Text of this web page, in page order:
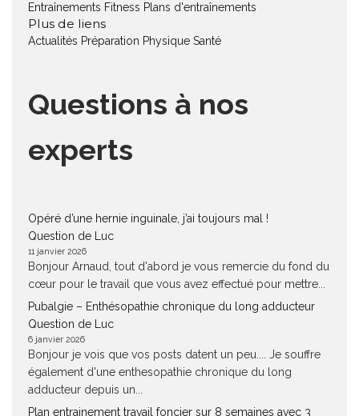
Entraînements Fitness Plans d'entraînements
Plus de liens
Actualités Préparation Physique Santé
Questions à nos
experts
Opéré d’une hernie inguinale, j’ai toujours mal !
Question de Luc
11 janvier 2026
Bonjour Arnaud, tout d'abord je vous remercie du fond du
cœur pour le travail que vous avez effectué pour mettre...
Pubalgie – Enthésopathie chronique du long adducteur
Question de Luc
6 janvier 2026
Bonjour je vois que vos posts datent un peu.... Je souffre
également d'une enthesopathie chronique du long
adducteur depuis un...
Plan entrainement travail foncier sur 8 semaines avec 3